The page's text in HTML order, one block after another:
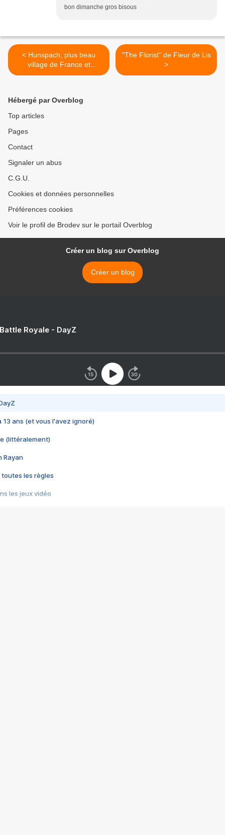
bon dimanche gros bisous
< Hunspach, plus beau
village de France et
Seebach
"The Florist" de Fleur de Lis
>
Hébergé par Overblog
Top articles
Pages
Contact
Signaler un abus
C.G.U.
Cookies et données personnelles
Préférences cookies
Voir le profil de Brodev sur le portail Overblog
Créer un blog sur Overblog
Créer un blog
Royale - DayZ
13 ans (et vous l'avez ignoré)
(littéralement)
Rayan
toutes les règles
les jeux vidéo